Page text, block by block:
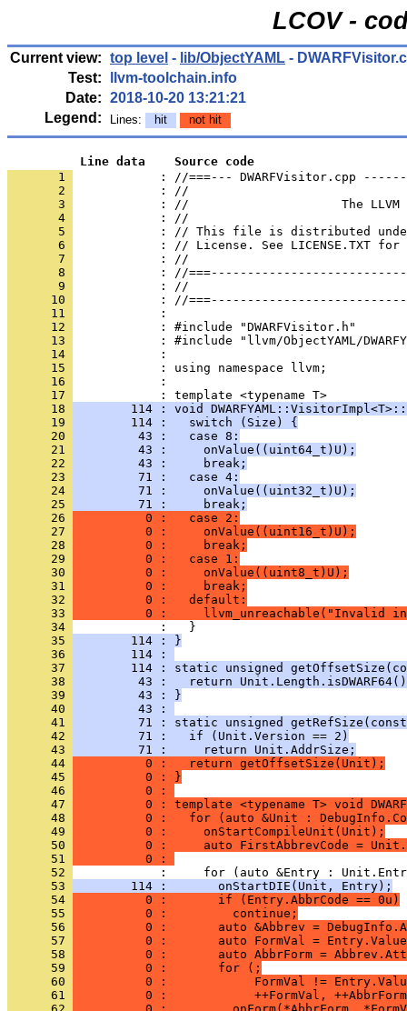
LCOV -
Current view: top level - lib/ObjectYAML -
Test:
llvm-toolchain.info
Date: 2018-10-20 13:21:21
Legend:
Lines: hit not hit
          Line data    Source code
       1
: //===--- DWARFVisitor.cpp
       2
       3
       4
       5
       6
       7
       8
       9
      10
      11
      12
      13
      14
      15
      16
            :
      17
      18
114 : void
      19
        114 :   switch (Size) {
      20
         43 :   case 8:
      21
         43 :     onValue((uint64_t)U);
      22
         43 :     break;
      23
         71 :   case 4:
      24
         71 :     onValue((uint32_t)U);
      25
         71 :     break;
      26
          0 :   case 2:
      27
          0 :     onValue((uint16_t)U);
      28
          0 :     break;
      29
          0 :   case 1:
      30
          0 :     onValue((uint8_t)U);
      31
          0 :     break;
      32
          0 :   default:
      33
0 :     llvm_unreachable("Invalid
      34
      35
        114 : }
      36
        114 :
      37
114 : static unsigned
      38
43 :   return
      39
         43 : }
      40
         43 :
      41
71 : static unsigned
      42
         71 :   if (Unit.Version == 2)
      43
         71 :     return Unit.AddrSize;
      44
          0 :   return getOffsetSize(Unit);
      45
          0 : }
      46
          0 :
      47
0 : template <typename T> void
      48
0 :   for (auto &Unit :
      49
          0 :     onStartCompileUnit(Unit);
      50
0 :     auto FirstAbbrevCode =
      51
          0 :
      52
      53
        114 :       onStartDIE(Unit, Entry);
      54
          0 :       if (Entry.AbbrCode == 0u)
      55
          0 :         continue;
      56
0 :       auto &Abbrev =
      57
0 :       auto FormVal =
      58
0 :       auto AbbrForm =
      59
          0 :       for (;
      60
0 :            FormVal !=
      61
0 :            ++FormVal,